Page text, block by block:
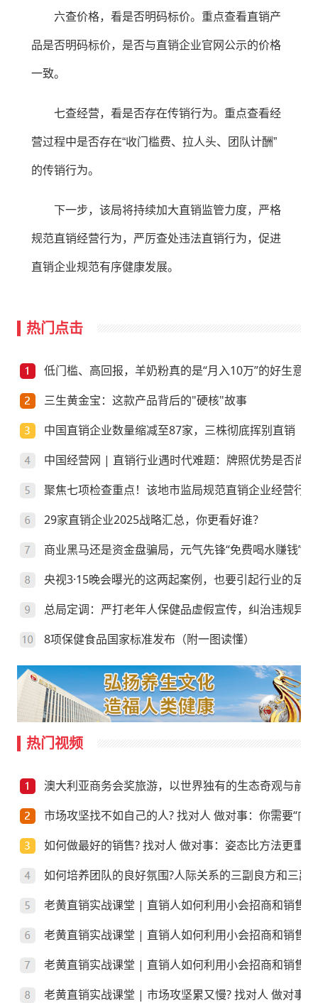
六查价格，看是否明码标价。重点查看直销产
品是否明码标价，是否与直销企业官网公示的价格
一致。
七查经营，看是否存在传销行为。重点查看经
营过程中是否存在“收门槛费、拉人头、团队计酬”
的传销行为。
下一步，该局将持续加大直销监管力度，严格
规范直销经营行为，严厉查处违法直销行为，促进
直销企业规范有序健康发展。
热门点击
低门槛、高回报，羊奶粉真的是“月入10万”的好生意？
三生黄金宝：这款产品背后的"硬核"故事
中国直销企业数量缩减至87家，三株彻底挥别直销
中国经营网 | 直销行业遇时代难题：牌照优势是否尚存
聚焦七项检查重点！该地市监局规范直销企业经营行为
29家直销企业2025战略汇总，你更看好谁？
商业黑马还是资金盘骗局，元气先锋“免费喝水赚钱”靠
央视3·15晚会曝光的这两起案例，也要引起行业的足
总局定调：严打老年人保健品虚假宣传，纠治违规异
8项保健食品国家标准发布（附一图读懂）
热门视频
澳大利亚商务会奖旅游，以世界独有的生态奇观与前
市场攻坚找不如自己的人? 找对人 做对事：你需要“向
如何做最好的销售? 找对人 做对事：姿态比方法更重要!
如何培养团队的良好氛围?人际关系的三副良方和三副
老黄直销实战课堂 | 直销人如何利用小会招商和销售
老黄直销实战课堂 | 直销人如何利用小会招商和销售
老黄直销实战课堂 | 直销人如何利用小会招商和销售
老黄直销实战课堂 | 市场攻坚累又慢? 找对人 做对事